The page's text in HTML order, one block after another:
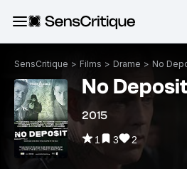
SensCritique > Films > Drame > No
No
2015
1 3 2